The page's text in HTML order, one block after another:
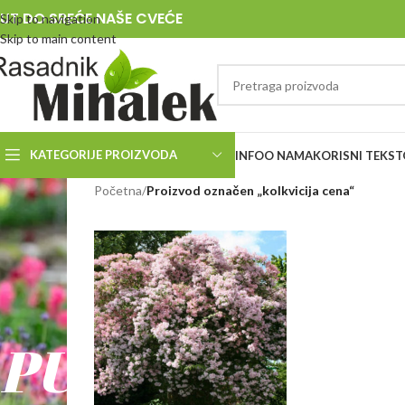
Skip to navigation
Skip to main content
DO SREĆE NAŠE CVEĆE
KATEGORIJE PROIZVODA INFOO NAMAKORISNI
RASADNIK
MIHALEK
PUT
Početna/Proizvod označen „kolkvicija cena“